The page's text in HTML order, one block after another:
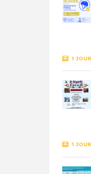
1 JOUR
1 JOUR